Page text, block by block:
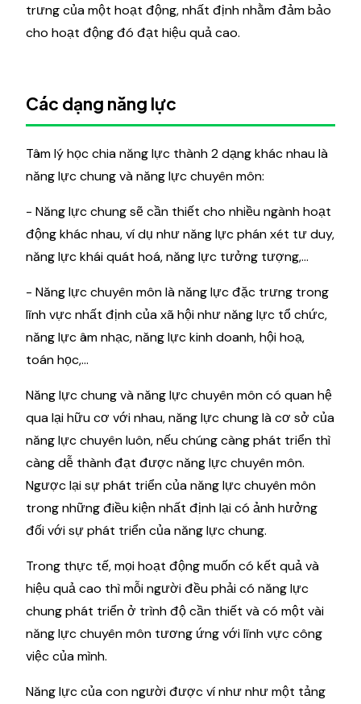
trưng của một hoạt động, nhất định nhằm đảm bảo
cho hoạt động đó đạt hiệu quả cao.
Các dạng năng lực
Tâm lý học chia năng lực thành 2 dạng khác nhau là
năng lực chung và năng lực chuyên môn:
- Năng lực chung sẽ cần thiết cho nhiều ngành hoạt
động khác nhau, ví dụ như năng lực phán xét tư duy,
năng lực khái quát hoá, năng lực tưởng tượng,...
- Năng lực chuyên môn là năng lực đặc trưng trong
lĩnh vực nhất định của xã hội như năng lực tổ chức,
năng lực âm nhạc, năng lực kinh doanh, hội hoạ,
toán học,...
Năng lực chung và năng lực chuyên môn có quan hệ
qua lại hữu cơ với nhau, năng lực chung là cơ sở của
năng lực chuyên luôn, nếu chúng càng phát triển thì
càng dễ thành đạt được năng lực chuyên môn.
Ngược lại sự phát triển của năng lực chuyên môn
trong những điều kiện nhất định lại có ảnh hưởng
đối với sự phát triển của năng lực chung.
Trong thực tế, mọi hoạt động muốn có kết quả và
hiệu quả cao thì mỗi người đều phải có năng lực
chung phát triển ở trình độ cần thiết và có một vài
năng lực chuyên môn tương ứng với lĩnh vực công
việc của mình.
Năng lực của con người được ví như như một tảng